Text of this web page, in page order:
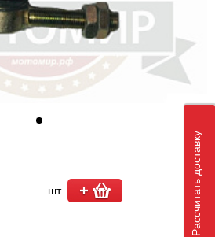
шт Рассчитать доставку